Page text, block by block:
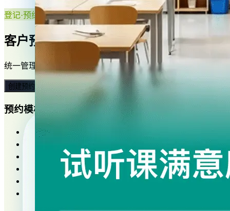
登记·预约
客户预约轻松，业务管理容易
统一管理预约信息，实现在线预约、通知提醒、预订收款，一
创建预约表单
预约模板
疫苗接种预约
试听课预约